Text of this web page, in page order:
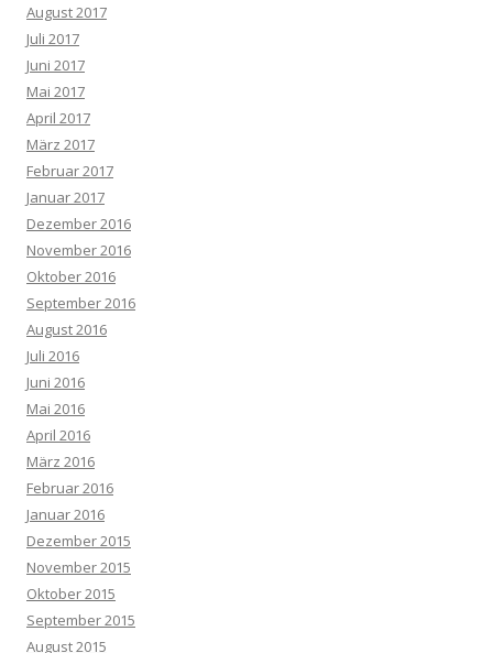
August 2017
Juli 2017
Juni 2017
Mai 2017
April 2017
März 2017
Februar 2017
Januar 2017
Dezember 2016
November 2016
Oktober 2016
September 2016
August 2016
Juli 2016
Juni 2016
Mai 2016
April 2016
März 2016
Februar 2016
Januar 2016
Dezember 2015
November 2015
Oktober 2015
September 2015
August 2015